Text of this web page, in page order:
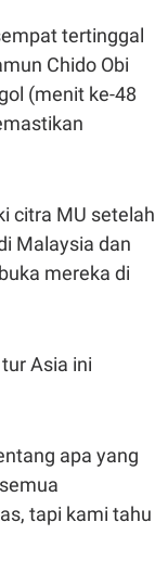
tertinggal
Chido Obi
(menit ke-48
citra MU setelah
Malaysia dan
mereka di
Asia ini
apa yang
tapi kami tahu